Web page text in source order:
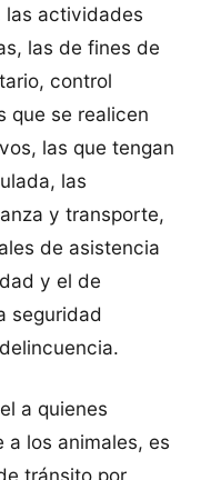
las actividades
las de fines de
control
que se realicen
las que tengan
las
y transporte,
de asistencia
y el de
seguridad
a quienes
a los animales, es
tránsito por